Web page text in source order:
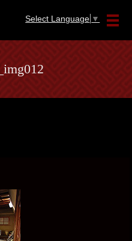
メ
Select Language ▼